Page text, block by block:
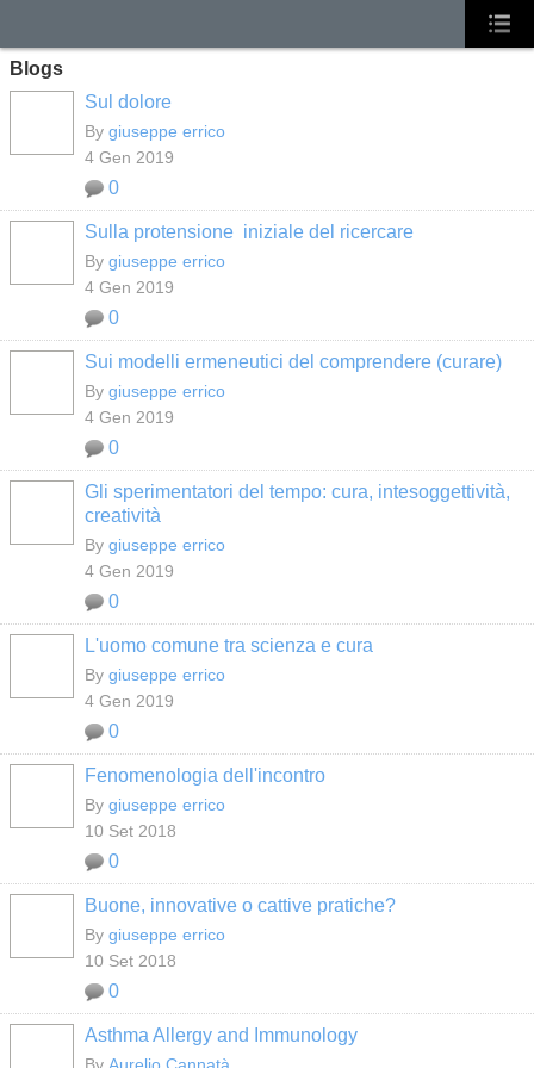
Blogs
Sul dolore
By giuseppe errico
4 Gen 2019
0
Sulla protensione iniziale del ricercare
By giuseppe errico
4 Gen 2019
0
Sui modelli ermeneutici del comprendere (curare)
By giuseppe errico
4 Gen 2019
0
Gli sperimentatori del tempo: cura, intesoggettività,
creatività
By giuseppe errico
4 Gen 2019
0
L'uomo comune tra scienza e cura
By giuseppe errico
4 Gen 2019
0
Fenomenologia dell'incontro
By giuseppe errico
10 Set 2018
0
Buone, innovative o cattive pratiche?
By giuseppe errico
10 Set 2018
0
Asthma Allergy and Immunology